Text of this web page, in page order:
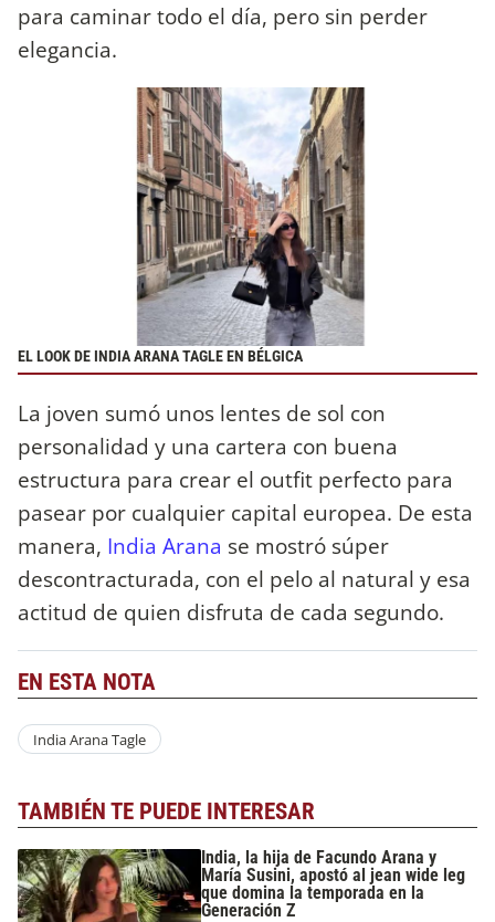
para caminar todo el día, pero sin perder
elegancia.
EL LOOK DE INDIA ARANA TAGLE EN BÉLGICA
La joven sumó unos lentes de sol con
personalidad y una cartera con buena
estructura para crear el outfit perfecto para
pasear por cualquier capital europea. De esta
manera, ​ India Arana se mostró súper
descontracturada, con el pelo al natural y esa
actitud de quien disfruta de cada segundo.
EN ESTA NOTA
India Arana Tagle
TAMBIÉN TE PUEDE INTERESAR
India, la hija de Facundo Arana y
María Susini, apostó al jean wide leg
que domina la temporada en la
Generación Z